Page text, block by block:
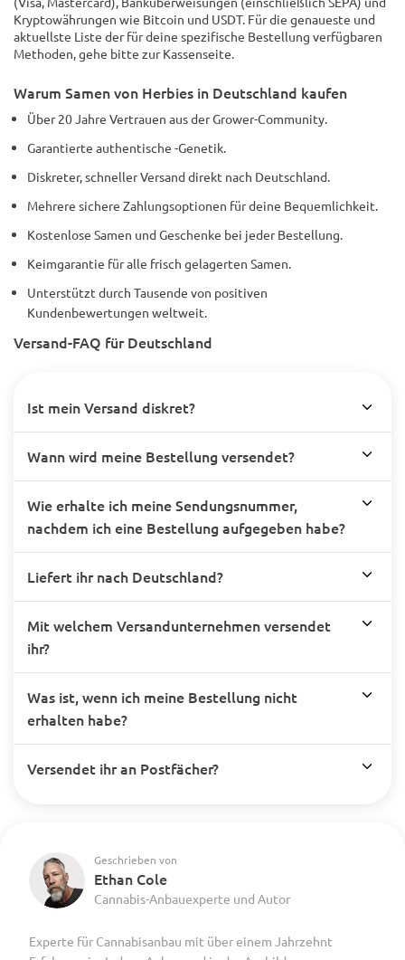
Kryptowährungen wie Bitcoin und USDT. Für die genaueste und
aktuellste Liste der für deine spezifische Bestellung verfügbaren
Methoden, gehe bitte zur Kassenseite.
Warum Samen von Herbies in Deutschland kaufen
Über 20 Jahre Vertrauen aus der Grower-Community.
Garantierte authentische -Genetik.
Diskreter, schneller Versand direkt nach Deutschland.
Mehrere sichere Zahlungsoptionen für deine Bequemlichkeit.
Kostenlose Samen und Geschenke bei jeder Bestellung.
Keimgarantie für alle frisch gelagerten Samen.
Unterstützt durch Tausende von positiven
Kundenbewertungen weltweit.
Versand-FAQ für Deutschland
Ist mein Versand diskret?
Wann wird meine Bestellung versendet?
Wie erhalte ich meine Sendungsnummer,
nachdem ich eine Bestellung aufgegeben habe?
Liefert ihr nach Deutschland?
Mit welchem Versandunternehmen versendet
ihr?
Was ist, wenn ich meine Bestellung nicht
erhalten habe?
Versendet ihr an Postfächer?
Geschrieben von
Ethan Cole
Cannabis-Anbauexperte und Autor
Experte für Cannabisanbau mit über einem Jahrzehnt